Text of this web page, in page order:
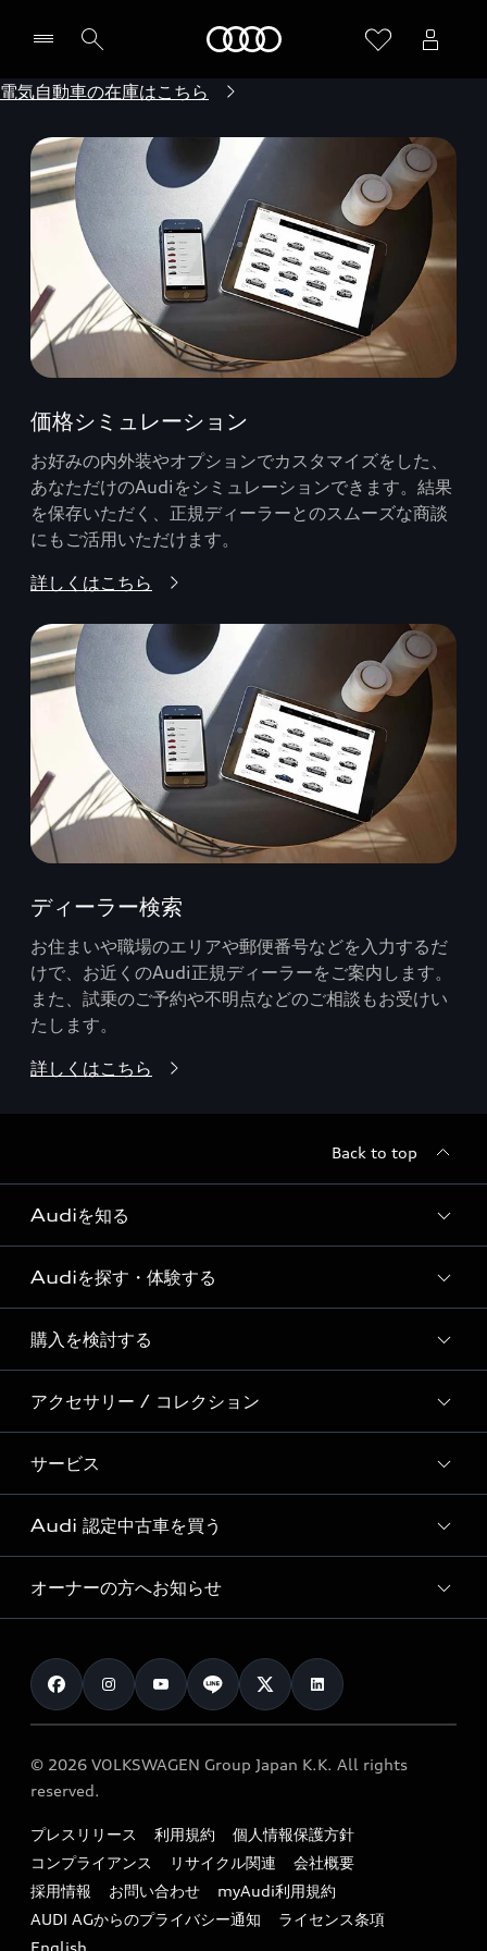
電気自動車の在庫はこちら
価格シミュレーション
お好みの内外装やオプションでカスタマイズをした、
あなただけのAudiをシミュレーションできます。結果
を保存いただく、正規ディーラーとのスムーズな商談
にもご活用いただけます。
詳しくはこちら
ディーラー検索
お住まいや職場のエリアや郵便番号などを入力するだ
けで、お近くのAudi正規ディーラーをご案内します。
また、試乗のご予約や不明点などのご相談もお受けい
たします。
詳しくはこちら
Back to top
Audiを知る
Audi ブランド
Story of Progress
Audi Sport
Formula 1®
デジタルサービス
Audiを探す・体験する
ディーラー検索
新車在庫検索
試乗車・展示車検索
見積り依頼
試乗予約
購入を検討する
モデル一覧
特別仕様モデル / 限定モデル
e-tronラインアップ
価格シミュレーション
車両比較
カタログ一覧
アクセサリー / コレクション
純正アクセサリー
オンラインショップ
Audi collection
アウディナビアプリ
サービス
サービス入庫予約
サービスプログラム
メンテナンス
車検 / 定期点検
e-tronアフターサポート
myAudi
Audi 認定中古車を買う
Audi認定中古車
クオリティ
保証
メンテナンス
ファイナンス
キャンペーン / イベント
買取査定
オーナーの方へお知らせ
お知らせ
オーナー様向けキャンペーン
特定整備適用車一覧
リサイクル法
よくある質問（FAQ）
© 2026 VOLKSWAGEN Group Japan K.K. All rights
reserved.
プレスリリース 利用規約
個人情報保護方針
コンプライアンス
リサイクル関連
会社概要
採用情報
お問い合わせ
myAudi利用規約
AUDI AGからのプライバシー通知
ライセンス条項
English